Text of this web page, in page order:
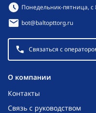
O компании
Контакты
Связь с руководством
Режим работы:
Понедельник-пятница, с
bot@baltopttorg.ru
Связаться с